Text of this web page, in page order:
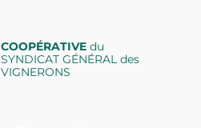
COOPÉRATIVEdu
SYNDICAT GÉNÉRAL des
VIGNERONS